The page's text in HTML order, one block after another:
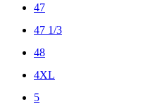
47
47 1/3
48
4XL
5